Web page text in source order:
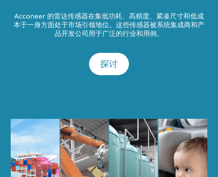
Acconeer 的雷达传感器在集低功耗、高精度、紧凑尺寸和低成
本于一身方面处于市场引领地位。这些传感器被系统集成商和产
品开发公司用于广泛的行业和用例。
探讨